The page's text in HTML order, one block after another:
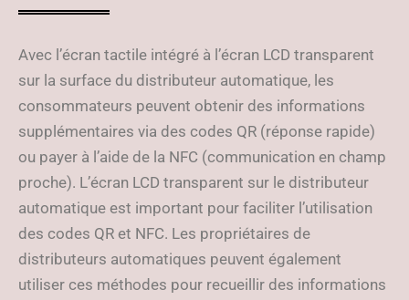
Avec l’écran tactile intégré à l’écran LCD transparent
sur la surface du distributeur automatique, les
consommateurs peuvent obtenir des informations
supplémentaires via des codes QR (réponse rapide)
ou payer à l’aide de la NFC (communication en champ
proche). L’écran LCD transparent sur le distributeur
automatique est important pour faciliter l’utilisation
des codes QR et NFC. Les propriétaires de
distributeurs automatiques peuvent également
utiliser ces méthodes pour recueillir des informations